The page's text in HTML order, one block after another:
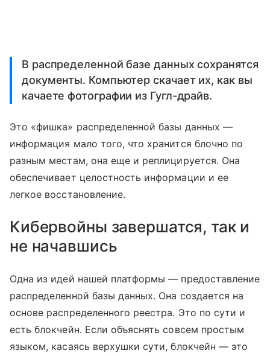
В распределенной базе данных сохранятся
документы. Компьютер скачает их, как вы
качаете фотографии из Гугл-драйв.
Это «фишка» распределенной базы данных —
информация мало того, что хранится блочно по
разным местам, она еще и реплицируется. Она
обеспечивает целостность информации и ее
легкое восстановление.
Кибервойны завершатся, так и
не начавшись
Одна из идей нашей платформы — предоставление
распределенной базы данных. Она создается на
основе распределенного реестра. Это по сути и
есть блокчейн. Если объяснять совсем простым
языком, касаясь верхушки сути, блокчейн — это